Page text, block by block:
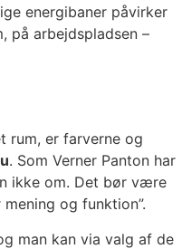
energibaner påvirker
på arbejdspladsen –
rum, er farverne og
. Som Verner Panton har
ikke om. Det bør være
og funktion”.
man kan via valg af de